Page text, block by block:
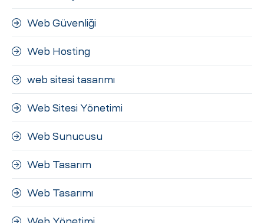
Web Güvenliği
Web Hosting
web sitesi tasarımı
Web Sitesi Yönetimi
Web Sunucusu
Web Tasarım
Web Tasarımı